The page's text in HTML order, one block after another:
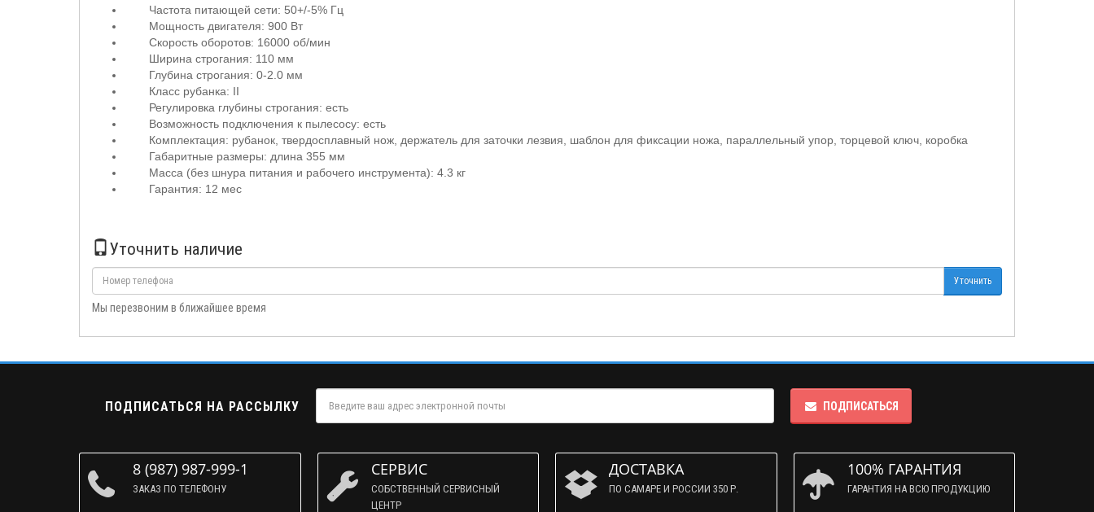
Частота питающей сети: 50+/-5% Гц
Мощность двигателя: 900 Вт
Скорость оборотов: 16000 об/мин
Ширина строгания: 110 мм
Глубина строгания: 0-2.0 мм
Класс рубанка: II
Регулировка глубины строгания: есть
Возможность подключения к пылесосу: есть
Комплектация: рубанок, твердосплавный нож, держатель для заточки лезвия, шаблон для фиксации ножа, параллельный упор, торцевой ключ, коробка
Габаритные размеры: длина 355 мм
Масса (без шнура питания и рабочего инструмента): 4.3 кг
Гарантия: 12 мес
Уточнить наличие
Уточнить
Мы перезвоним в ближайшее время
ПОДПИСАТЬСЯ НА РАССЫЛКУ ПОДПИСАТЬСЯ
8 (987) 987-999-1
ЗАКАЗ ПО ТЕЛЕФОНУ
СЕРВИС
СОБСТВЕННЫЙ СЕРВИСНЫЙ
ЦЕНТР
ДОСТАВКА
ПО САМАРЕ И РОССИИ 350 Р.
100% ГАРАНТИЯ
ГАРАНТИЯ НА ВСЮ ПРОДУКЦИЮ